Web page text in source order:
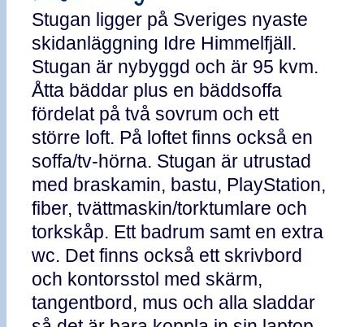
Stugan ligger på Sveriges nyaste
skidanläggning Idre Himmelfjäll.
Stugan är nybyggd och är 95 kvm.
Åtta bäddar plus en bäddsoffa
fördelat på två sovrum och ett
större loft. På loftet finns också en
soffa/tv-hörna. Stugan är utrustad
med braskamin, bastu, PlayStation,
fiber, tvättmaskin/torktumlare och
torkskåp. Ett badrum samt en extra
wc. Det finns också ett skrivbord
och kontorsstol med skärm,
tangentbord, mus och alla sladdar